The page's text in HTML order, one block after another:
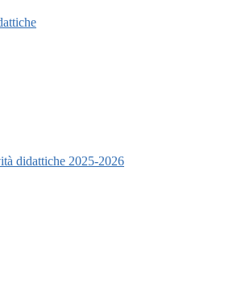
didattiche 2025-2026